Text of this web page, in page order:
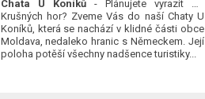
Chata U Koníků- Plánujete vyrazit do
Krušných hor? Zveme Vás do naší Chaty U
Koníků, která se nachází v klidné části obce
Moldava, nedaleko hranic s Německem. Její
poloha potěší všechny nadšence turistiky...